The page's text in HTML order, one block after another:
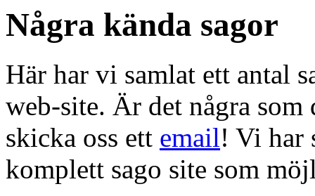
Några kända sagor
Här har vi samlat ett antal
web-site. Är det några
skicka oss ett email! Vi har
komplett sago site som